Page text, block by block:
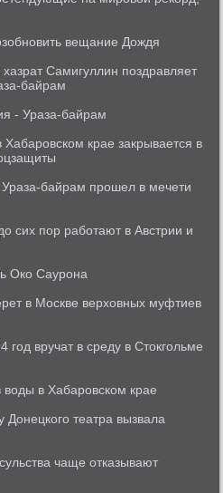
вещание Дождя
Самигуллин поздравляет
байрам
- Ураза-байрам
крае закрывается в
байрам прошел в мечети
сих пор работают в Австрии и
Око Саурона
в Москве верховных муфтиев
вручат в среду в Стокгольме
в Хабаровском крае
театра вызвала
чаще отказывают